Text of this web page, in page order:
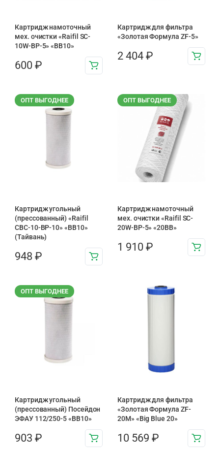
Картридж намоточный
мех. очистки «Raifil SC-
10W-BP-5» «BB10»
600 ₽
Картридж для фильтра
«Золотая Формула ZF-5»
2 404 ₽
ОПТ ВЫГОДНЕЕ
Картридж угольный
(прессованный) «Raifil
CBC-10-BP-10» «BB10»
(Тайвань)
948 ₽
ОПТ ВЫГОДНЕЕ
Картридж намоточный
мех. очистки «Raifil SC-
20W-BP-5» «20BB»
1 910 ₽
ОПТ ВЫГОДНЕЕ
Картридж угольный
(прессованный) Посейдон
ЭФАУ 112/250-5 «BB10»
903 ₽
Картридж для фильтра
«Золотая Формула ZF-
20М» «Big Blue 20»
10 569 ₽